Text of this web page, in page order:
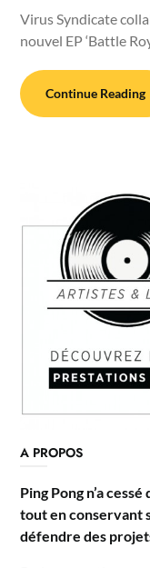
Virus Syndicate
nouvel EP ‘Battle
Continue Reading
A PROPOS
Ping Pong n’a
tout en conservant
défendre des